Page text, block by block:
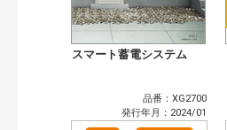
スマート蓄電システム
品番：XG2700
発行年月：2024/01